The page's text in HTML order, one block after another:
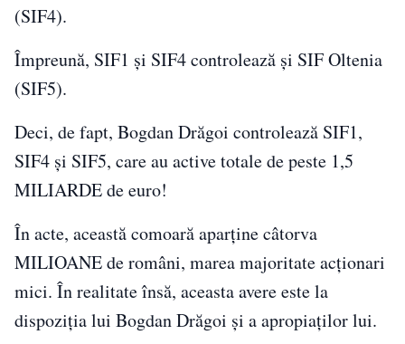
(SIF4).
Împreună, SIF1 și SIF4 controlează și SIF Oltenia
(SIF5).
Deci, de fapt, Bogdan Drăgoi controlează SIF1,
SIF4 și SIF5, care au active totale de peste 1,5
MILIARDE de euro!
În acte, această comoară aparține câtorva
MILIOANE de români, marea majoritate acționari
mici. În realitate însă, aceasta avere este la
dispoziția lui Bogdan Drăgoi și a apropiaților lui.